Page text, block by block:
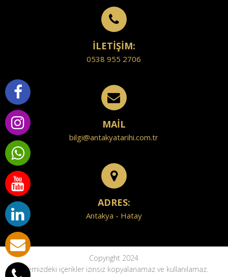
İLETİŞİM:
0538 955 2706
MAİL
bilgi@antakyatarihi.com.tr
ADRES:
Antakya - Hatay
Copyright 2024
Sitemizdeki içerikler izinsiz kopyalanamaz ve kullanılamaz.